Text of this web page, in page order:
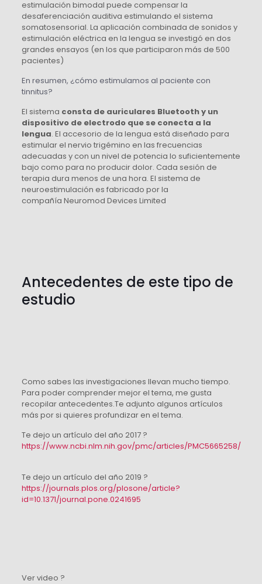
estimulación bimodal puede compensar la
desaferenciación auditiva estimulando el sistema
somatosensorial. La aplicación combinada de sonidos y
estimulación eléctrica en la lengua se investigó en dos
grandes ensayos (en los que participaron más de 500
pacientes)
En resumen, ¿cómo estimulamos al paciente con
tinnitus?
El sistema consta de auriculares Bluetooth y un
dispositivo de electrodo que se conecta a la
lengua. El accesorio de la lengua está diseñado para
estimular el nervio trigémino en las frecuencias
adecuadas y con un nivel de potencia lo suficientemente
bajo como para no producir dolor. Cada sesión de
terapia dura menos de una hora. El sistema de
neuroestimulación es fabricado por la
compañía Neuromod Devices Limited
Antecedentes de este tipo de
estudio
Como sabes las investigaciones llevan mucho tiempo.
Para poder comprender mejor el tema, me gusta
recopilar antecedentes.Te adjunto algunos artículos
más por si quieres profundizar en el tema.
Te dejo un artículo del año 2017 ?
https://www.ncbi.nlm.nih.gov/pmc/articles/PMC5665258/
Te dejo un artículo del año 2019 ?
https://journals.plos.org/plosone/article?
id=10.1371/journal.pone.0241695
Ver video ?